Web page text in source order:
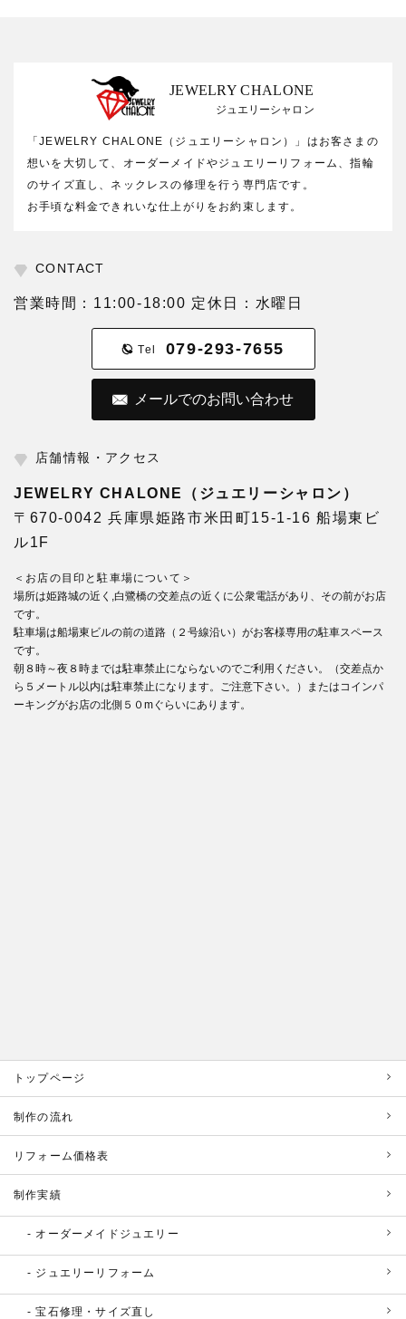
JEWELRY CHALONE
ジュエリーシャロン
「JEWELRY CHALONE（ジュエリーシャロン）」はお客さまの
想いを大切して、オーダーメイドやジュエリーリフォーム、指輪
のサイズ直し、ネックレスの修理を行う専門店です。
お手頃な料金できれいな仕上がりをお約束します。
CONTACT
営業時間：11:00-18:00 定休日：水曜日
Tel 079-293-7655
メールでのお問い合わせ
店舗情報・アクセス
JEWELRY CHALONE（ジュエリーシャロン）
〒670-0042 兵庫県姫路市米田町15-1-16 船場東ビ
ル1F
＜お店の目印と駐車場について＞
場所は姫路城の近く,白鷺橋の交差点の近くに公衆電話があり、その前がお店
です。
駐車場は船場東ビルの前の道路（２号線沿い）がお客様専用の駐車スペース
です。
朝８時～夜８時までは駐車禁止にならないのでご利用ください。（交差点か
ら５メートル以内は駐車禁止になります。ご注意下さい。）またはコインパ
ーキングがお店の北側５０mぐらいにあります。
トップページ
制作の流れ
リフォーム価格表
制作実績
オーダーメイドジュエリー
ジュエリーリフォーム
宝石修理・サイズ直し